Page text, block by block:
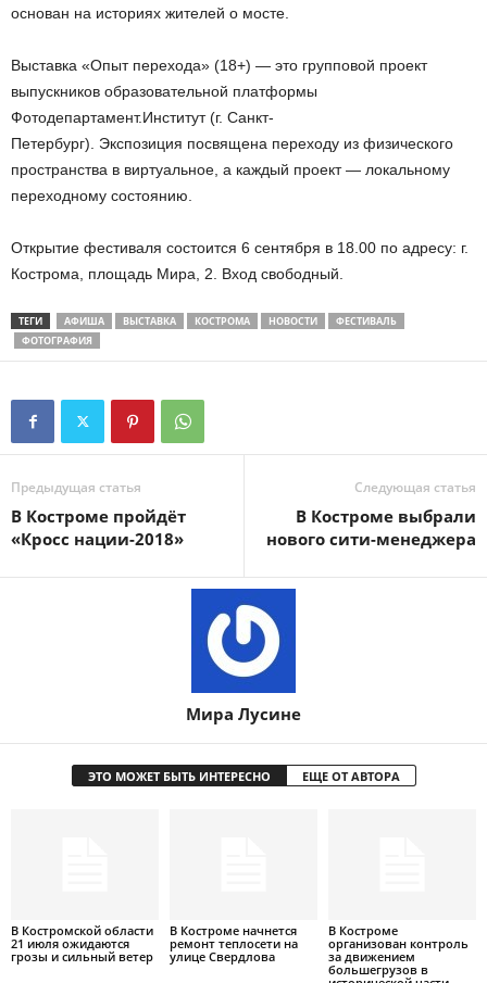
основан на историях жителей о мосте.
Выставка «Опыт перехода» (18+) — это групповой проект
выпускников образовательной платформы
Фотодепартамент.Институт (г. Санкт-
Петербург). Экспозиция посвящена переходу из физического
пространства в виртуальное, а каждый проект — локальному
переходному состоянию.
Открытие фестиваля состоится 6 сентября в 18.00 по адресу: г.
Кострома, площадь Мира, 2. Вход свободный.
ТЕГИ АФИША ВЫСТАВКА КОСТРОМА НОВОСТИ
ФЕСТИВАЛЬ
ФОТОГРАФИЯ
Предыдущая статья
В Костроме пройдёт
«Кросс нации-2018»
Следующая статья
В Костроме выбрали
нового сити-менеджера
Мира Лусине
ЭТО МОЖЕТ БЫТЬ ИНТЕРЕСНО ЕЩЕ ОТ АВТОРА
В Костромской области
21 июля ожидаются
грозы и сильный ветер
В Костроме начнется
ремонт теплосети на
улице Свердлова
В Костроме
организован контроль
за движением
большегрузов в